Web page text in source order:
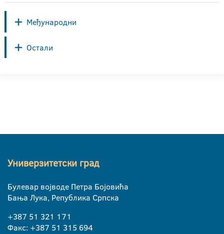
Међународни
Остали
Универзитетски град
Булевар војводе Петра Бојовића
Бања Лука, Република Српска
+387 51 321 171
Факс: +387 51 315 694